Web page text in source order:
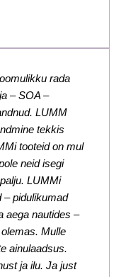
rada
– SOA –
LUMM
tekkis
tooteid on mul
neid isegi
LUMMi
– pidulikumad
aega nautides –
Mulle
ainulaadsus.
ja ilu. Ja just